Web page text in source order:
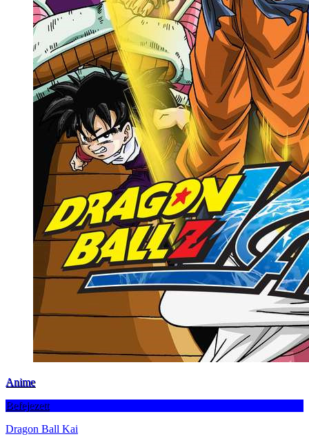
Anime
Befejezett
Dragon Ball Kai